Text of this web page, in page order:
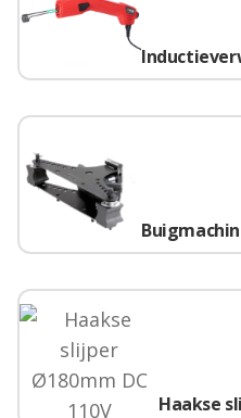
Haakse